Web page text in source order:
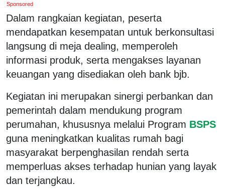
Sponsored
Dalam rangkaian kegiatan, peserta
mendapatkan kesempatan untuk berkonsultasi
langsung di meja dealing, memperoleh
informasi produk, serta mengakses layanan
keuangan yang disediakan oleh bank bjb.
Kegiatan ini merupakan sinergi perbankan dan
pemerintah dalam mendukung program
perumahan, khususnya melalui Program BSPS
guna meningkatkan kualitas rumah bagi
masyarakat berpenghasilan rendah serta
memperluas akses terhadap hunian yang layak
dan terjangkau.